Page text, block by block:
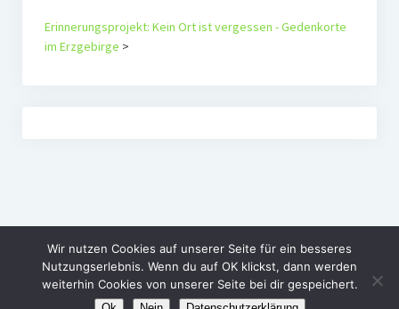
Erinnerungsprojekt: Kein Ort ist vergessen - Gedenkorte
im Erzgebirge >
Wir nutzen Cookies auf unserer Seite für ein besseres
Nutzungserlebnis. Wenn du auf OK klickst, dann werden
weiterhin Cookies von unserer Seite bei dir gespeichert.